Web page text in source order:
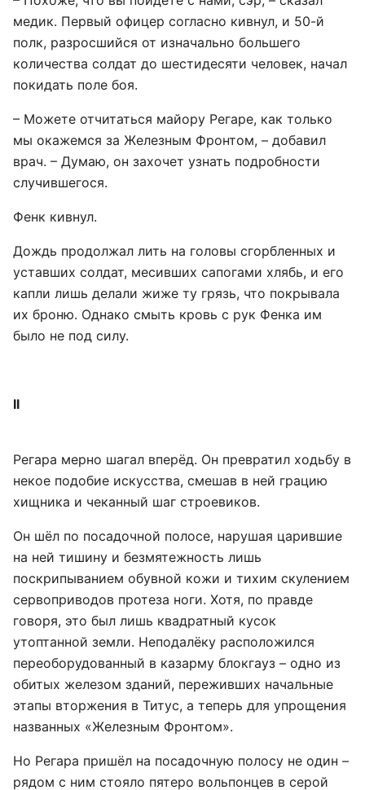
медик. Первый офицер согласно кивнул, и 50-й
полк, разросшийся от изначально большего
количества солдат до шестидесяти человек, начал
покидать поле боя.
– Можете отчитаться майору Регаре, как только
мы окажемся за Железным Фронтом, – добавил
врач. – Думаю, он захочет узнать подробности
случившегося.
Фенк кивнул.
Дождь продолжал лить на головы сгорбленных и
уставших солдат, месивших сапогами хлябь, и его
капли лишь делали жиже ту грязь, что покрывала
их броню. Однако смыть кровь с рук Фенка им
было не под силу.
II
Регара мерно шагал вперёд. Он превратил ходьбу в
некое подобие искусства, смешав в ней грацию
хищника и чеканный шаг строевиков.
Он шёл по посадочной полосе, нарушая царившие
на ней тишину и безмятежность лишь
поскрипыванием обувной кожи и тихим скулением
сервоприводов протеза ноги. Хотя, по правде
говоря, это был лишь квадратный кусок
утоптанной земли. Неподалёку расположился
переоборудованный в казарму блокгауз – одно из
обитых железом зданий, переживших начальные
этапы вторжения в Титус, а теперь для упрощения
названных «Железным Фронтом».
Но Регара пришёл на посадочную полосу не один –
рядом с ним стояло пятеро вольпонцев в серой